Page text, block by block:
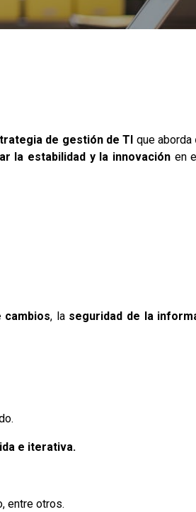
de gestión de TI que aborda
la estabilidad y la innovación en
cambios, la seguridad de la
e iterativa.
entre otros.